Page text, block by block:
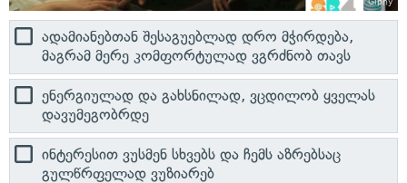
ადამიანებთან შესაგუებლად დრო მჭირდება,
მაგრამ მერე კომფორტულად ვგრძნობ თავს
ენერგიულად და გახსნილად, ვცდილობ ყველას
დავუმეგობრდე
ინტერესით ვუსმენ სხვებს და ჩემს აზრებსაც
გულწრფელად ვუზიარებ